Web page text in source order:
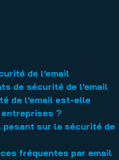
de l’email
de sécurité de l’email
de l’email est-elle
?
pesant sur la sécurité de
fréquentes par email